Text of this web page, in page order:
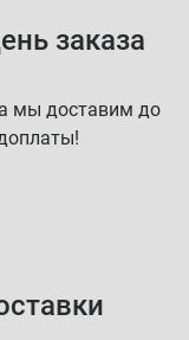
заказа
мы доставим до